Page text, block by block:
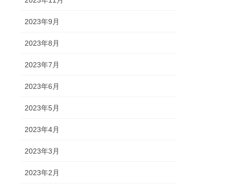
2023年9月
2023年8月
2023年7月
2023年6月
2023年5月
2023年4月
2023年3月
2023年2月